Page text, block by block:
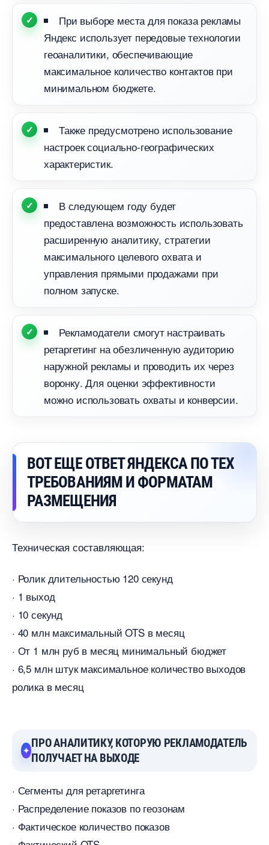
При выборе места для показа рекламы
Яндекс использует передовые технологии
еоаналитики, обеспечивающие
максимальное количество контактов при
минимальном бюджете.
Также предусмотрено использование
настроек социально-географических
характеристик.
следующем году будет
предоставлена возможность использовать
расширенную аналитику, стратегии
максимального целевого охвата и
управления прямыми продажами при
полном запуске.
Рекламодатели смогут настраивать
ретаргетинг на обезличенную аудиторию
наружной рекламы и проводить их через
оронку. Для оценки эффективности
можно использовать охваты и конверсии.
ОТ ЕЩЕ ОТВЕТ ЯНДЕКСА ПО ТЕХ
ТРЕБОВАНИЯМ И ФОРМАТАМ
РАЗМЕЩЕНИЯ
Техническая составляющая:
· Ролик длительностью 120 секунд
· 1 выход
· 10 секунд
· 40 млн максимальный OTS в месяц
· От 1 млн руб в месяц минимальный бюджет
· 6,5 млн штук максимальное количество выходо
ролика в месяц
ПРО АНАЛИТИКУ, КОТОРУЮ РЕКЛАМОДАТЕЛЬ
ПОЛУЧАЕТ НА ВЫХОДЕ
· Сегменты для ретаргетинга
· Распределение показов по геозонам
· Фактическое количество показо